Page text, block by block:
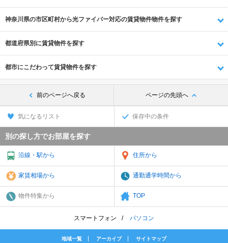
神奈川県の市区町村から光ファイバー対応の賃貸物件物件を探す
都道府県別に賃貸物件を探す
都市にこだわって賃貸物件を探す
前のページへ戻る ページの先頭へ
気になるリスト 保存中の条件
別の探し方でお部屋を探す
沿線・駅から 住所から
家賃相場から 通勤通学時間から
物件特集から TOP
スマートフォン パソコン
地域一覧 アーカイブ サイトマップ